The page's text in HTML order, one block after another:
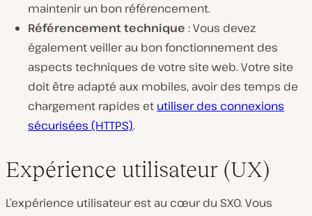
maintenir un bon référencement.
Référencement technique : Vous devez
également veiller au bon fonctionnement des
aspects techniques de votre site web. Votre site
doit être adapté aux mobiles, avoir des temps de
chargement rapides et utiliser des connexions
sécurisées (HTTPS).
Expérience utilisateur (UX)
L’expérience utilisateur est au cœur du SXO. Vous